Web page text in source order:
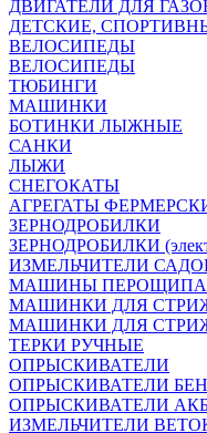
ДВИГАТЕЛИ ДЛЯ
ДЕТСКИЕ,
ВЕЛОСИПЕДЫ
ВЕЛОСИПЕДЫ
ТЮБИНГИ
МАШИНКИ
БОТИНКИ ЛЫЖНЫЕ
САНКИ
ЛЫЖИ
СНЕГОКАТЫ
АГРЕГАТЫ
ЗЕРНОДРОБИЛКИ
ЗЕРНОДРОБИЛКИ
ИЗМЕЛЬЧИТЕЛИ
МАШИНЫ
МАШИНКИ ДЛЯ
МАШИНКИ ДЛЯ
ТЕРКИ РУЧНЫЕ
ОПРЫСКИВАТЕЛИ
ОПРЫСКИВАТЕЛИ
ОПРЫСКИВАТЕЛИ
ИЗМЕЛЬЧИТЕЛИ